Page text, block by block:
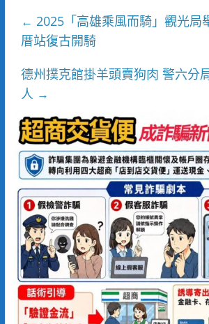
← 2025「高雄乘風而騎」觀光局
厝站復古開騎
德州撲克館掛羊頭賣狗肉 警六分
人 →